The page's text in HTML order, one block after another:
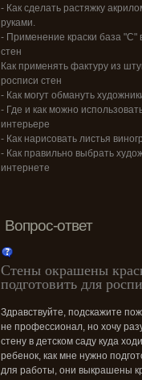
- Как сделать растяжку
руками.
- Применение краски база "С"
стен
Как применять фактуру из
росписи стен
- Как могут обмануть
- Где и как можно
интерьере
- Как нарисовать листья
- Как правильно выбрать
интернете
Вопрос-ответ
Стены окрашены
подготовить для
Здравствуйте, подскажите
не профессионал, но хочу
стену в детском саду куда
ребенок, как мне нужно
для работы, они выкрашены